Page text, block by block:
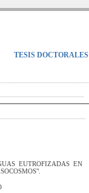
TESIS DOCTORALES
EUTROFIZADAS EN